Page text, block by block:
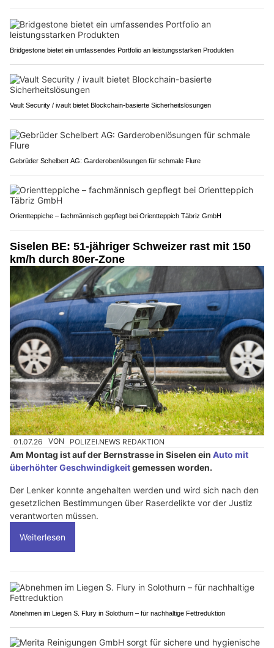
Bridgestone bietet ein umfassendes Portfolio an leistungsstarken Produkten
Vault Security / ivault bietet Blockchain-basierte Sicherheitslösungen
Gebrüder Schelbert AG: Garderobenlösungen für schmale Flure
Orientteppiche – fachmännisch gepflegt bei Orientteppich Täbriz GmbH
Siselen BE: 51-jähriger Schweizer rast mit 150
km/h durch 80er-Zone
01.07.26 VON POLIZEI.NEWS REDAKTION
Am Montag ist auf der Bernstrasse in Siselen ein Auto mit
überhöhter Geschwindigkeitgemessen worden.
Der Lenker konnte angehalten werden und wird sich nach den
gesetzlichen Bestimmungen über Raserdelikte vor der Justiz
verantworten müssen.
Weiterlesen
Abnehmen im Liegen S. Flury in Solothurn – für nachhaltige Fettreduktion